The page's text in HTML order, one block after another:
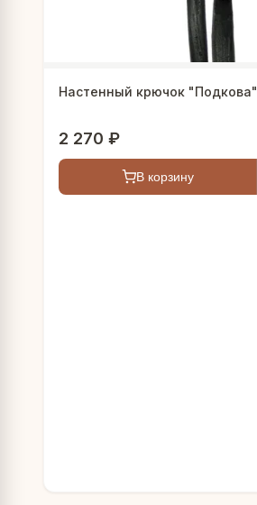
Настенный крючок "Подкова"
2 270 ₽
В корзину